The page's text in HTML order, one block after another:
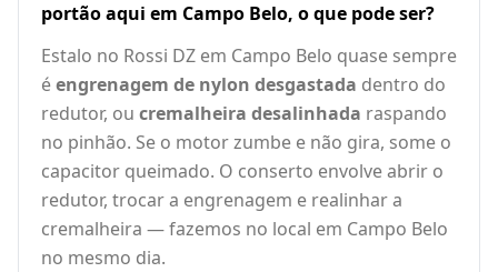
portão aqui em Campo Belo, o que pode ser?
Estalo no Rossi DZ em Campo Belo quase sempre
éengrenagem de nylon desgastada dentro do
redutor, ou cremalheira desalinhada raspando
no pinhão. Se o motor zumbe e não gira, some o
capacitor queimado. O conserto envolve abrir o
redutor, trocar a engrenagem e realinhar a
cremalheira — fazemos no local em Campo Belo
no mesmo dia.